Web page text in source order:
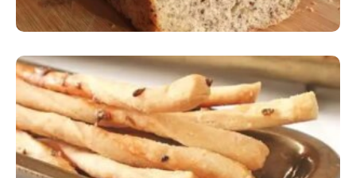
Comer Bem: Palitinhos De Cebola E Salsa